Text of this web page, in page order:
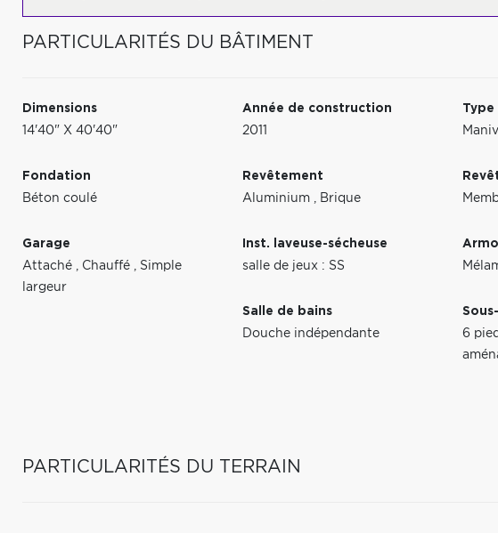
PARTICULARITÉS DU BÂTIMENT
Dimensions
14'40" X 40'40"
Année de construction
2011
Fondation
Béton coulé
Revêtement
Aluminium , Brique
Garage
Attaché , Chauffé , Simple
largeur
Inst. laveuse-sécheuse
salle de jeux : SS
Salle de bains
Douche indépendante
6
PARTICULARITÉS DU TERRAIN